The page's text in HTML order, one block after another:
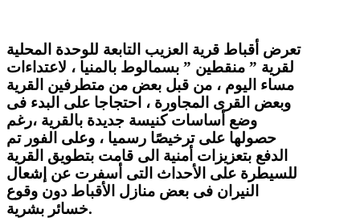
تعرض أقباط قرية العزيب التابعة للوحدة المحلية
لقرية ” منقطين ” بسمالوط بالمنيا ، لاعتداءات
مساء اليوم ، من قبل بعض من متطرفين القرية
وبعض القرى المجاورة ، احتجاجا على البدء فى
وضع أساسات كنيسة جديدة بالقرية ،رغم
حصولها على ترخيصًا رسميا ، وعلى الفور تم
الدفع بتعزيزات أمنية الى قامت بتطويق القرية
للسيطرة على الأحداث التى أسفرت عن إشعال
النيران فى بعض منازل الأقباط دون وقوع
خسائر بشرية.